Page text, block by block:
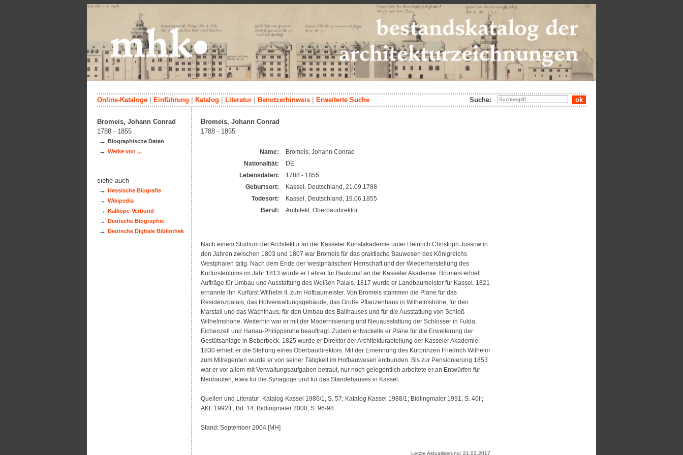
Suche:
Online-Kataloge Einführung Katalog Literatur Benutzerhinweis Erweiterte Suche
Bromeis, Johann Conrad
1788 - 1855
Name:
Bromeis, Johann Conrad
Nationalität:
DE
Lebensdaten:
1788 - 1855
Geburtsort:
Kassel, Deutschland, 21.09.1788
Todesort:
Kassel, Deutschland, 19.06.1855
Beruf:
Architekt; Oberbaudirektor
Nach einem Studium der Architektur an der Kasseler Kunstakademie unter Heinrich Christoph Jussow in
den Jahren zwischen 1803 und 1807 war Bromeis für das praktische Bauwesen des Königreichs
Westphalen tätig. Nach dem Ende der 'westphälischen' Herrschaft und der Wiederherstellung des
Kurfürstentums im Jahr 1813 wurde er Lehrer für Baukunst an der Kasseler Akademie. Bromeis erhielt
Aufträge für Umbau und Ausstattung des Weißen Palais. 1817 wurde er Landbaumeister für Kassel. 1821
ernannte ihn Kurfürst Wilhelm II. zum Hofbaumeister. Von Bromeis stammen die Pläne für das
Residenzpalais, das Hofverwaltungsgebäude, das Große Pflanzenhaus in Wilhelmshöhe, für den
Marstall und das Wachthaus, für den Umbau des Ballhauses und für die Ausstattung von Schloß
Wilhelmshöhe. Weiterhin war er mit der Modernisierung und Neuausstattung der Schlösser in Fulda,
Eichenzell und Hanau-Philippsruhe beauftragt. Zudem entwickelte er Pläne für die Erweiterung der
Gestütsanlage in Beberbeck. 1825 wurde er Direktor der Architekturabteilung der Kasseler Akademie.
1830 erhielt er die Stellung eines Oberbaudirektors. Mit der Ernennung des Kurprinzen Friedrich Wilhelm
zum Mitregenten wurde er von seiner Tätigkeit im Hofbauwesen entbunden. Bis zur Pensionierung 1853
war er vor allem mit Verwaltungsaufgaben betraut, nur noch gelegentlich arbeitete er an Entwürfen für
Neubauten, etwa für die Synagoge und für das Ständehauses in Kassel.
Quellen und Literatur: Katalog Kassel 1986/1, S. 57; Katalog Kassel 1988/1; Bidlingmaier 1991, S. 40f.;
AKL 1992ff., Bd. 14; Bidlingmaier 2000, S. 96-98
Stand: September 2004 [MH]
Letzte Aktualisierung: 21.03.2017
Bromeis, Johann Conrad
1788 - 1855
→ Biographische Daten
→ Werke von ...
siehe auch
→ Hessische Biografie
→ Wikipedia
→ Kalliope-Verbund
→ Deutsche Biographie
→ Deutsche Digitale Bibliothek